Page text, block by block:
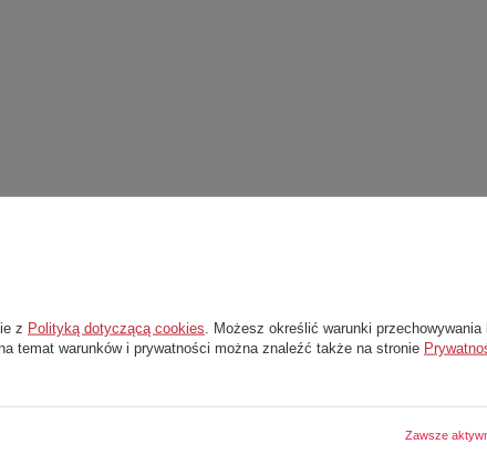
z Polityką dotyczącą cookies . Możesz określić warunki przechowywania
temat warunków i prywatności można znaleźć także na stronie
Zawsze